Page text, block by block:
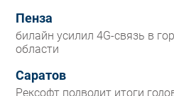
Пенза
билайн усилил 4G-связь в
области
Саратов
Рексофт подводит итоги